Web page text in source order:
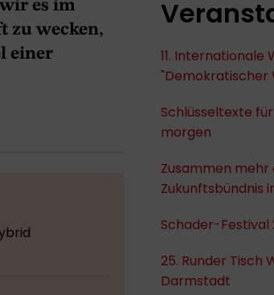
es im
zu wecken,
einer
11. Internationale
"Demokratischer
Schlüsseltexte
morgen
Zusammen
Zukunftsbündnis
Schader-Festival
25. Runder Tisch
Darmstadt